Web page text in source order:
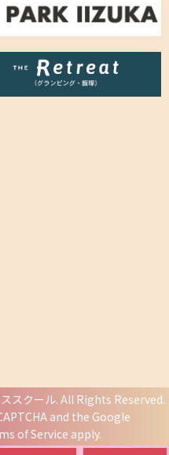
スクール. All Rights Reserved.
and the Google
of Service apply.